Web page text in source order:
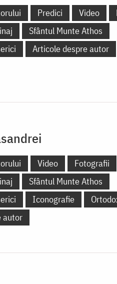
Predici Video
Sfântul Munte Athos
Articole despre autor
Video
Fotografii
Sfântul Munte Athos
Iconografie
autor